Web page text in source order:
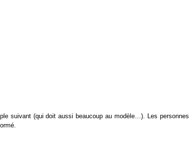
suivant (qui doit aussi beaucoup au modèle…). Les personnes